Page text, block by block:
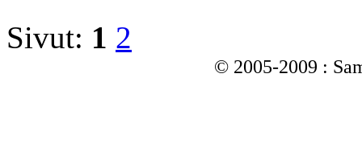
Sivut: 1 2
© 2005-2009 :